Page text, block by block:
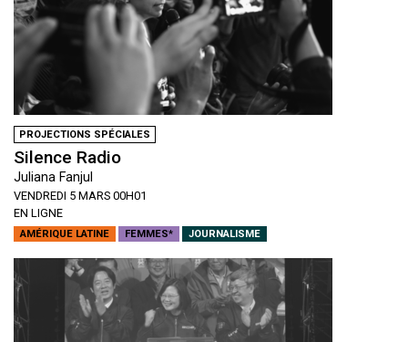
PROJECTIONS SPÉCIALES
Silence Radio
Juliana Fanjul
VENDREDI 5 MARS 00H01
EN LIGNE
AMÉRIQUE LATINE FEMMES* JOURNALISME